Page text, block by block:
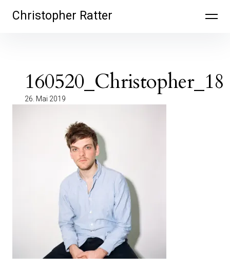
überspringen
Christopher Ratter
160520_Christopher_18
26. Mai 2019